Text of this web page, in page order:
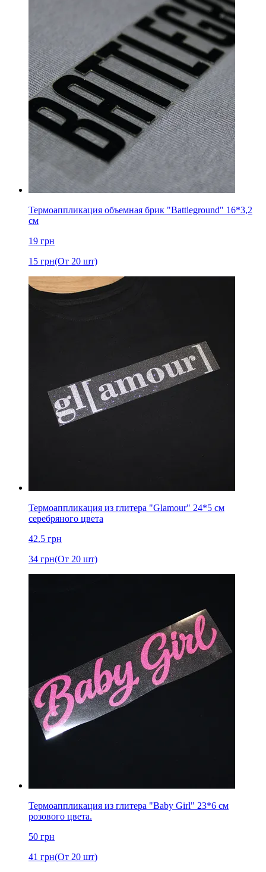
Термоаппликация объемная брик "Battleground" 16*3,2
см
19 грн
15 грн(От 20 шт)
Термоаппликация из глитера "Glamour" 24*5 см
серебряного цвета
42.5 грн
34 грн(От 20 шт)
Термоаппликация из глитера "Baby Girl" 23*6 см
розового цвета.
50 грн
41 грн(От 20 шт)